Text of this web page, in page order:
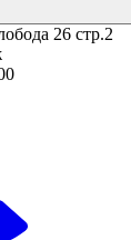
26 стр.2